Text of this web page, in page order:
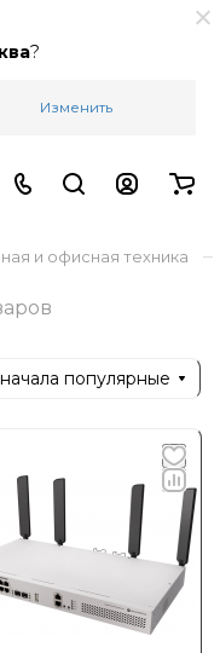
?
Изменить
и офисная техника –
популярные